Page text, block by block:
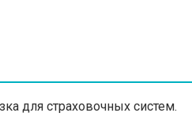
для страховочных систем.